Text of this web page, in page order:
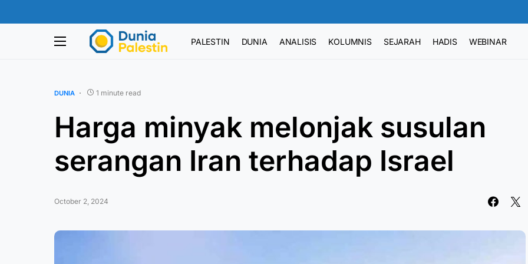
PALESTIN DUNIA ANALISIS KOLUMNIS SEJARAH HADIS WEBINAR
DUNIA 1 minute read
Harga minyak melonjak susulan
serangan Iran terhadap Israel
October 2, 2024